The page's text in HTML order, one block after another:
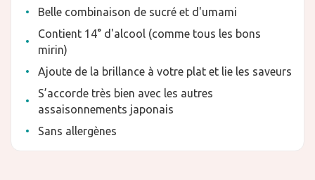
Belle combinaison de sucré et d'umami
Contient 14° d'alcool (comme tous les bons
mirin)
Ajoute de la brillance à votre plat et lie les saveurs
S’accorde très bien avec les autres
assaisonnements japonais
Sans allergènes